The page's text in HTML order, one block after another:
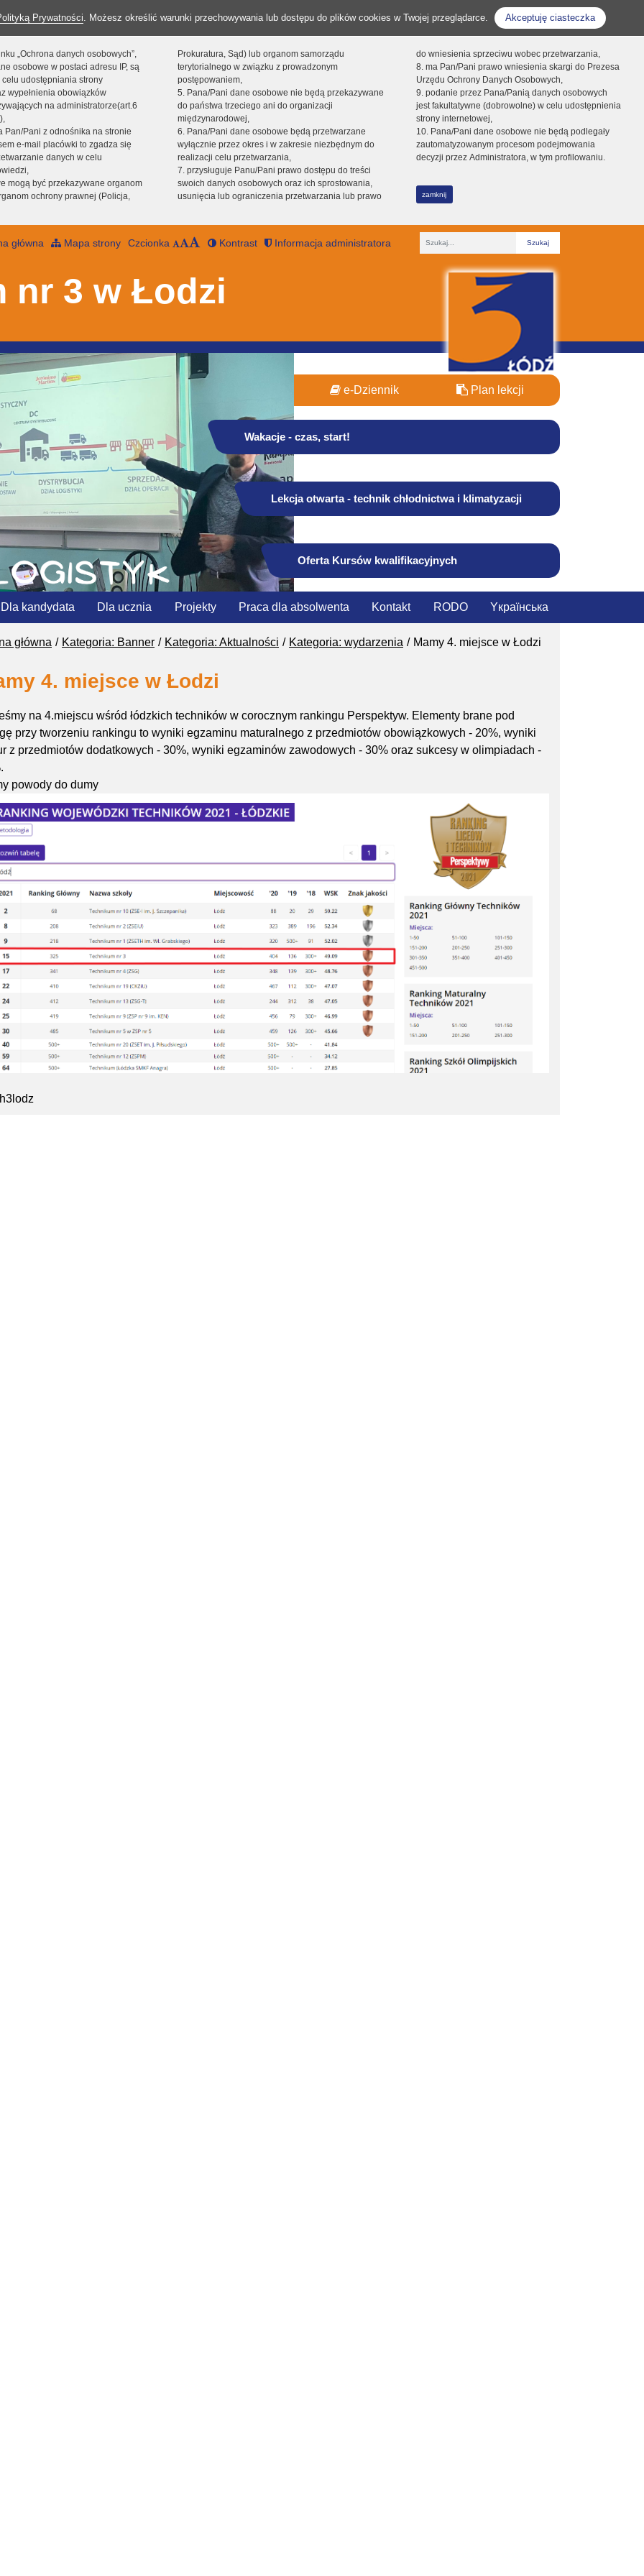
Prywatności. Możesz określić warunki przechowywania lub dostępu do plików cookies w Twojej przeglądarce. Akceptuję ciasteczka
„Ochrona danych osobowych”,
osobowe w postaci adresu IP, są
udostępniania strony
wypełnienia obowiązków
na administratorze(art.6
Pan/Pani z odnośnika na stronie
e-mail placówki to zgadza się
danych w celu
mogą być przekazywane organom
ochrony prawnej (Policja,
Prokuratura, Sąd) lub organom samorządu
terytorialnego w związku z prowadzonym
postępowaniem,
5. Pana/Pani dane osobowe nie będą przekazywane
do państwa trzeciego ani do organizacji
międzynarodowej,
6. Pana/Pani dane osobowe będą przetwarzane
wyłącznie przez okres i w zakresie niezbędnym do
realizacji celu przetwarzania,
7. przysługuje Panu/Pani prawo dostępu do treści
swoich danych osobowych oraz ich sprostowania,
usunięcia lub ograniczenia przetwarzania lub prawo
do wniesienia sprzeciwu wobec przetwarzania,
8. ma Pan/Pani prawo wniesienia skargi do Prezesa
Urzędu Ochrony Danych Osobowych,
9. podanie przez Pana/Panią danych osobowych
jest fakultatywne (dobrowolne) w celu udostępnienia
strony internetowej,
10. Pana/Pani dane osobowe nie będą podlegały
zautomatyzowanym procesom podejmowania
decyzji przez Administratora, w tym profilowaniu.
zamknij
główna Mapa strony Czcionka Kontrast Informacja administratora
Fraza
nr 3 w Łodzi
e-Dziennik Plan lekcji
Wakacje - czas, start!
Lekcja otwarta - technik chłodnictwa i klimatyzacji
Oferta Kursów kwalifikacyjnych
Dla kandydata Dla ucznia Projekty Praca dla absolwenta Kontakt RODO Yкраїнська
główna Kategoria: Banner Kategoria: Aktualności Kategoria: wydarzenia Mamy 4. miejsce w Łodzi
4. miejsce w Łodzi
na 4.miejscu wśród łódzkich techników w corocznym rankingu Perspektyw. Elementy brane pod
przy tworzeniu rankingu to wyniki egzaminu maturalnego z przedmiotów obowiązkowych - 20%, wyniki
z przedmiotów dodatkowych - 30%, wyniki egzaminów zawodowych - 30% oraz sukcesy w olimpiadach -
powody do dumy